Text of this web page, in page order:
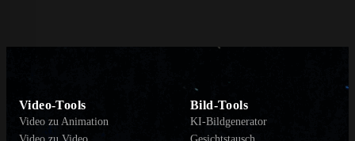
Video-Tools
Video zu Animation
Bild-Tools
KI-Bildgenerator